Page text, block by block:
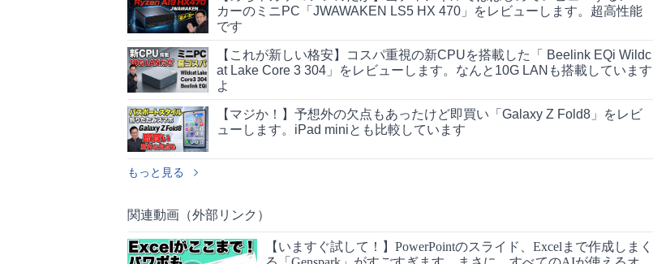
カーのミニPC「JWAWAKEN LS5 HX 470」をレビューします。超高性能
です
【これが新しい格安】コスパ重視の新CPUを搭載した「 Beelink EQi Wildc
at Lake Core 3 304」をレビューします。なんと10G LANも搭載しています
よ
【マジか！】予想外の欠点もあったけど即買い「Galaxy Z Fold8」をレビ
ューします。iPad miniとも比較しています
もっと見る
関連動画（外部リンク）
【いますぐ試して！】PowerPointのスライド、Excelまで作成しまく